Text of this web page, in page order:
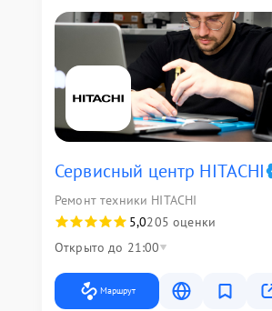
Сервисный центр HITACHI
Ремонт техники HITACHI
5,0205 оценки
Открыто до 21:00
Маршрут